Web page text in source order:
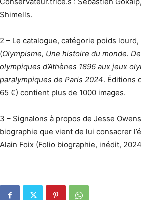
Shimells.
2 – Le catalogue, catégorie poids lourd,
(Olympisme, Une histoire du monde.
olympiques d’Athènes 1896 aux jeux
paralympiques de Paris 2024. Éditions
65 €) contient plus de 1000 images.
3 – Signalons à propos de Jesse
biographie que vient de lui consacrer
Alain Foix (Folio biographie, inédit,